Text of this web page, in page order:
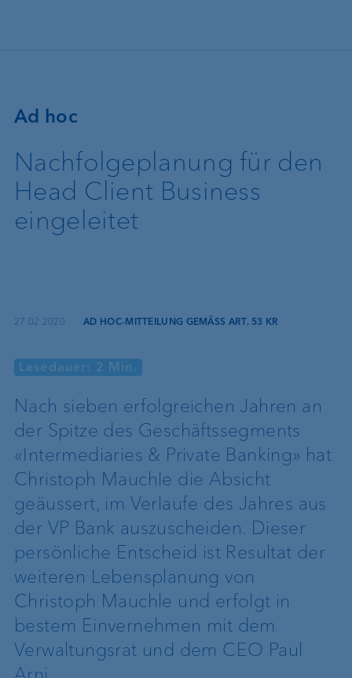
Ad hoc
Nachfolgeplanung für den
Head Client Business
eingeleitet
27.02.2020 ·AD HOC-MITTEILUNG GEMÄSS ART. 53 KR
Lesedauer: 2 Min.
Nach sieben erfolgreichen Jahren an
der Spitze des Geschäftssegments
«Intermediaries & Private Banking» hat
Christoph Mauchle die Absicht
geäussert, im Verlaufe des Jahres aus
der VP Bank auszuscheiden. Dieser
persönliche Entscheid ist Resultat der
weiteren Lebensplanung von
Christoph Mauchle und erfolgt in
bestem Einvernehmen mit dem
Verwaltungsrat und dem CEO Paul